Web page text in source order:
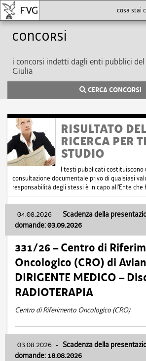
Concorsi
i concorsi indetti dagli enti pubblici del
Giulia
CERCA CONCORSI
RISULTATO
RICERCA PER
STUDIO
I testi pubblicati costituiscono
consultazione documentale privo di qualsiasi
responsabilità degli stessi è in capo all'Ente che
04.08.2026 - Scadenza della
domande: 03.09.2026
331/26 – Centro di
Oncologico (CRO) di
DIRIGENTE MEDICO –
RADIOTERAPIA
Centro di Riferimento Oncologico (CRO)
03.08.2026 - Scadenza della
domande: 18.08.2026